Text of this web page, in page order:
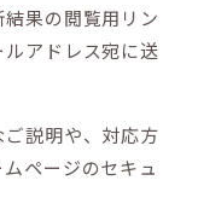
果の閲覧用リン
アドレス宛に送
説明や、対応方
ページのセキュ